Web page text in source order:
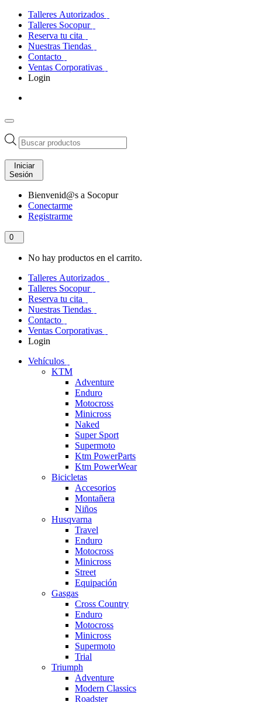
Talleres Autorizados
Talleres Socopur
Reserva tu cita
Nuestras Tiendas
Contacto
Ventas Corporativas
Login
Búsqueda
de
productos
Iniciar
Sesión
Bienvenid@s a Socopur
Conectarme
Registrarme
0
No hay productos en el carrito.
Talleres Autorizados
Talleres Socopur
Reserva tu cita
Nuestras Tiendas
Contacto
Ventas Corporativas
Login
Vehículos
KTM
Adventure
Enduro
Motocross
Minicross
Naked
Super Sport
Supermoto
Ktm PowerParts
Ktm PowerWear
Bicicletas
Accesorios
Montañera
Niños
Husqvarna
Travel
Enduro
Motocross
Minicross
Street
Equipación
Gasgas
Cross Country
Enduro
Motocross
Minicross
Supermoto
Trial
Triumph
Adventure
Modern Classics
Roadster